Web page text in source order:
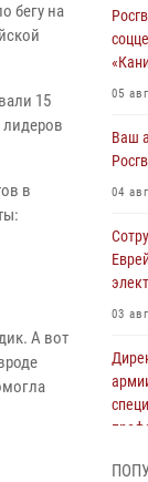
бегу на
15
в
А вот
05
Ваш
04
03